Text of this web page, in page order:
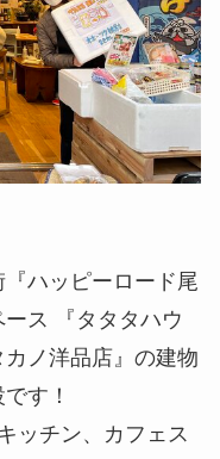
ハッピーロード尾
ス 『タタタハウ
ノ洋品店』の建物
す！
ッチン、カフェス